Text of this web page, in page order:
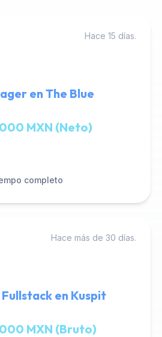
Hace 15 días.
en The Blue
MXN (Neto)
completo
Hace más de 30 días.
en Kuspit
MXN (Bruto)